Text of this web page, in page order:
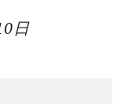
日